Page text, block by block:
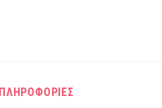
ΠΛΗΡΟΦΟΡΙΕΣ